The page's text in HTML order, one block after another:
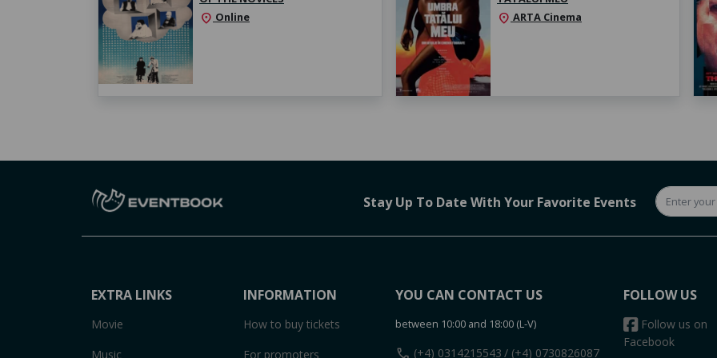
location_on Online location_on ARTA Cinema
Stay Up To Date With Your Favorite Events
EXTRA LINKS
Movie
Music
INFORMATION
How to buy tickets
For promoters
YOU CAN CONTACT US
between 10:00 and 18:00 (L-V)
call (+4) 0314215543 / (+4) 0730826087
FOLLOW US
Follow us on
Facebook